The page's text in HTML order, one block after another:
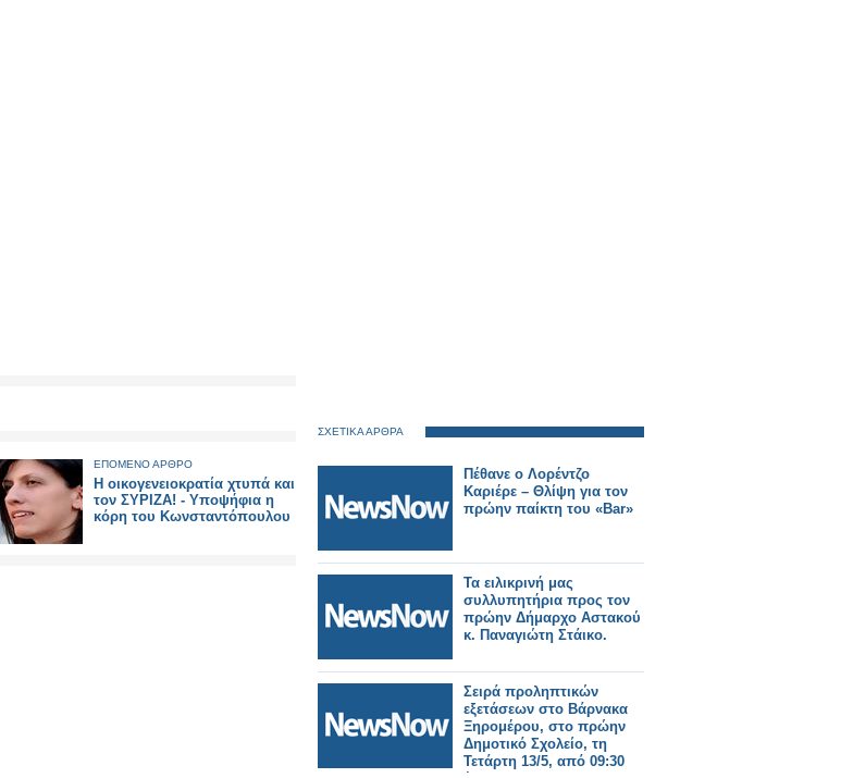
ΕΠΟΜΕΝΟ ΑΡΘΡΟ
Η οικογενειοκρατία χτυπά και
τον ΣΥΡΙΖΑ! - Υποψήφια η
κόρη του Κωνσταντόπουλου
ΣΧΕΤΙΚΑ ΑΡΘΡΑ
Πέθανε ο Λορέντζο
Καριέρε – Θλίψη για τον
πρώην παίκτη του «Bar»
Τα ειλικρινή μας
συλλυπητήρια προς τον
πρώην Δήμαρχο Αστακού
κ. Παναγιώτη Στάικο.
Σειρά προληπτικών
εξετάσεων στο Βάρνακα
Ξηρομέρου, στο πρώην
Δημοτικό Σχολείο, τη
Τετάρτη 13/5, από 09:30